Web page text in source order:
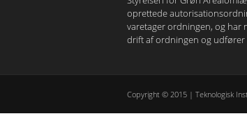
oprettede
varetager ordningen, og har
drift af ordningen og
Copyright © 2015 | Teknologisk